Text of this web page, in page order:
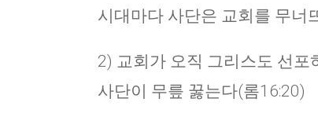
시대마다 사단은 교회를 무너
2) 교회가 오직 그리스도 선포
사단이 무릎 꿇는다(롬16:20)